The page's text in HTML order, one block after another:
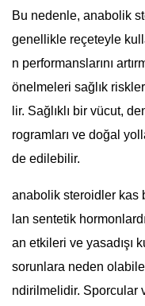
Bu nedenle, anabolik
genellikle reçeteyle
n performanslarını
önelmeleri sağlık
lir. Sağlıklı bir vücut,
rogramları ve doğal
de edilebilir.
anabolik steroidler kas
lan sentetik
an etkileri ve yasadışı
sorunlara neden
ndirilmelidir. Sporcular